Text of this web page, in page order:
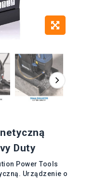
Duty
Power Tools
Urządzenie o